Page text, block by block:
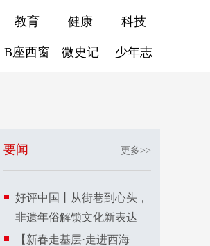
教育 健康 科技
B座西窗 微史记 少年志
要闻 更多>>
好评中国丨从街巷到心头，
非遗年俗解锁文化新表达
【新春走基层·走进西海